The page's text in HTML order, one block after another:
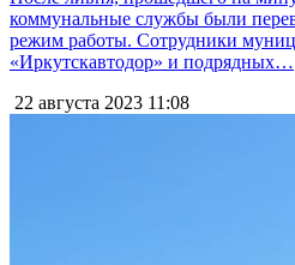
коммунальные службы были
режим работы. Сотрудники
«Иркутскавтодор» и подрядных…
22 августа 2023 11:08